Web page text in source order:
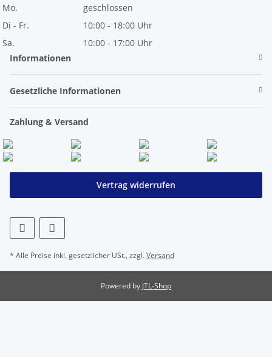
Mo.
geschlossen
Di - Fr.
10:00 - 18:00 Uhr
Sa.
10:00 - 17:00 Uhr
Informationen
Gesetzliche Informationen
Zahlung & Versand
Vertrag widerrufen
* Alle Preise inkl. gesetzlicher USt., zzgl.Versand
Powered by JTL-Shop